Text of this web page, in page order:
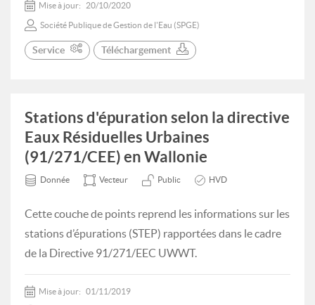
Mise à jour: 20/10/2020
Société Publique de Gestion de l'Eau (SPGE)
Service Téléchargement
Stations d'épuration selon la directive
Eaux Résiduelles Urbaines
(91/271/CEE) en Wallonie
Donnée Vecteur Public HVD
Cette couche de points reprend les informations sur les
stations d’épurations (STEP) rapportées dans le cadre
de la Directive 91/271/EEC UWWT.
Mise à jour: 01/11/2019